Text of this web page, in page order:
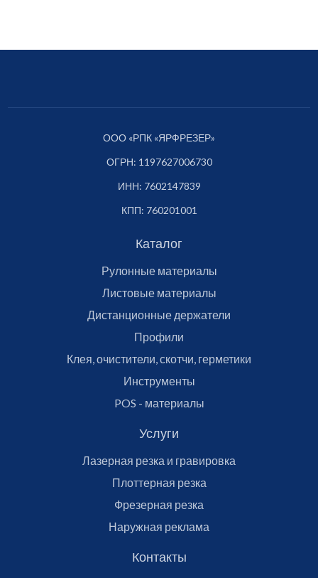
ООО «РПК «ЯРФРЕЗЕР»
ОГРН: 1197627006730
ИНН: 7602147839
КПП: 760201001
Каталог
Рулонные материалы
Листовые материалы
Дистанционные держатели
Профили
Клея, очистители, скотчи, герметики
Инструменты
POS - материалы
Услуги
Лазерная резка и гравировка
Плоттерная резка
Фрезерная резка
Наружная реклама
Контакты